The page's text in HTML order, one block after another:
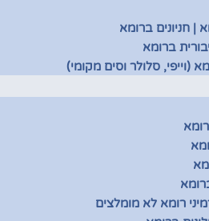
| חניונים ברומא
ברומא
(וייפי, סלולר וסים מקומי)
רומא לא מומלצים